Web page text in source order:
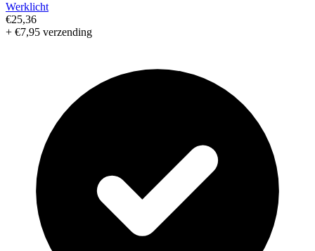
Werklicht
€25,36
+ €7,95 verzending